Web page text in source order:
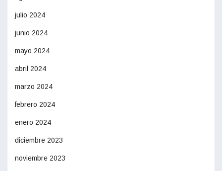
julio 2024
junio 2024
mayo 2024
abril 2024
marzo 2024
febrero 2024
enero 2024
diciembre 2023
noviembre 2023